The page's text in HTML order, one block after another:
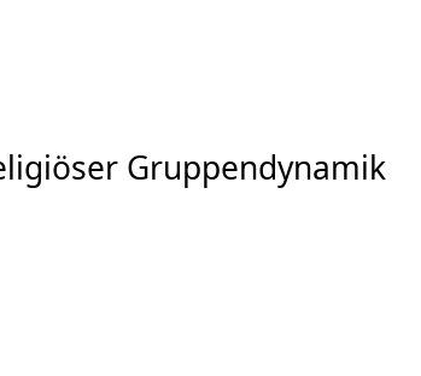
Gruppendynamik